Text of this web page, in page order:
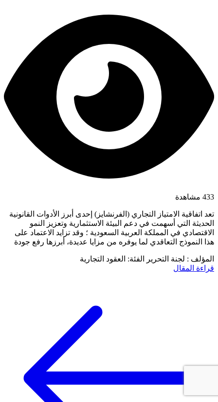
433 مشاهدة
تعد اتفاقية الامتياز التجاري (الفرنشايز) إحدى أبرز الأدوات القانونية
الحديثة التي أسهمت في دعم البيئة الاستثمارية وتعزيز النمو
الاقتصادي في المملكة العربية السعودية ؛ وقد تزايد الاعتماد على
هذا النموذج التعاقدي لما يوفره من مزايا عديدة، أبرزها رفع جودة
المؤلف : لجنة التحرير
الفئة: العقود التجارية
قراءة المقال